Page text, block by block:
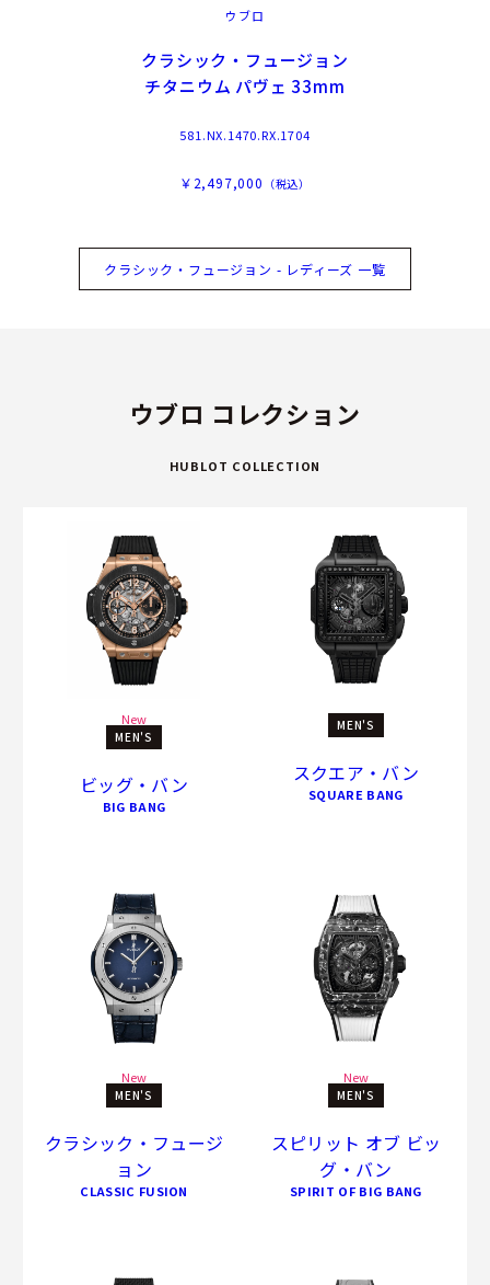
ウブロ
クラシック・フュージョン
チタニウム パヴェ 33mm
581.NX.1470.RX.1704
￥2,497,000 （税込）
クラシック・フュージョン - レディーズ 一覧
ウブロ コレクション
HUBLOT COLLECTION
New
MEN'S
ビッグ・バン
BIG BANG
MEN'S
スクエア・バン
SQUARE BANG
New
MEN'S
クラシック・フュージ
ョン
CLASSIC FUSION
New
MEN'S
スピリット オブ ビッ
グ・バン
SPIRIT OF BIG BANG